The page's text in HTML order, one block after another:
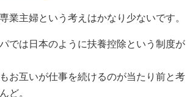
業主婦という考えはかなり少ないです。
では日本のように扶養控除という制度が
お互いが仕事を続けるのが当たり前と考
ど。